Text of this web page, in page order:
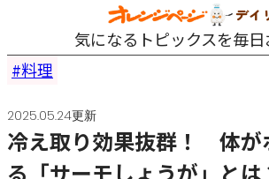
気になるトピックスを毎
料理
2025.05.24更新
冷え取り効果抜群！ 体が
る「サーモしょうが」とは